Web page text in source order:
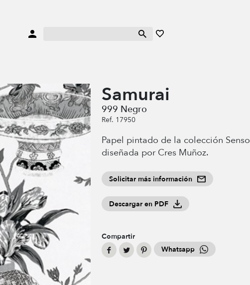
Samurai
999 Negro
Ref. 17950
Papel pintado de la colección Senso
diseñada por Cres Muñoz.
Solicitar más información
Descargar en PDF
Compartir
Whatsapp